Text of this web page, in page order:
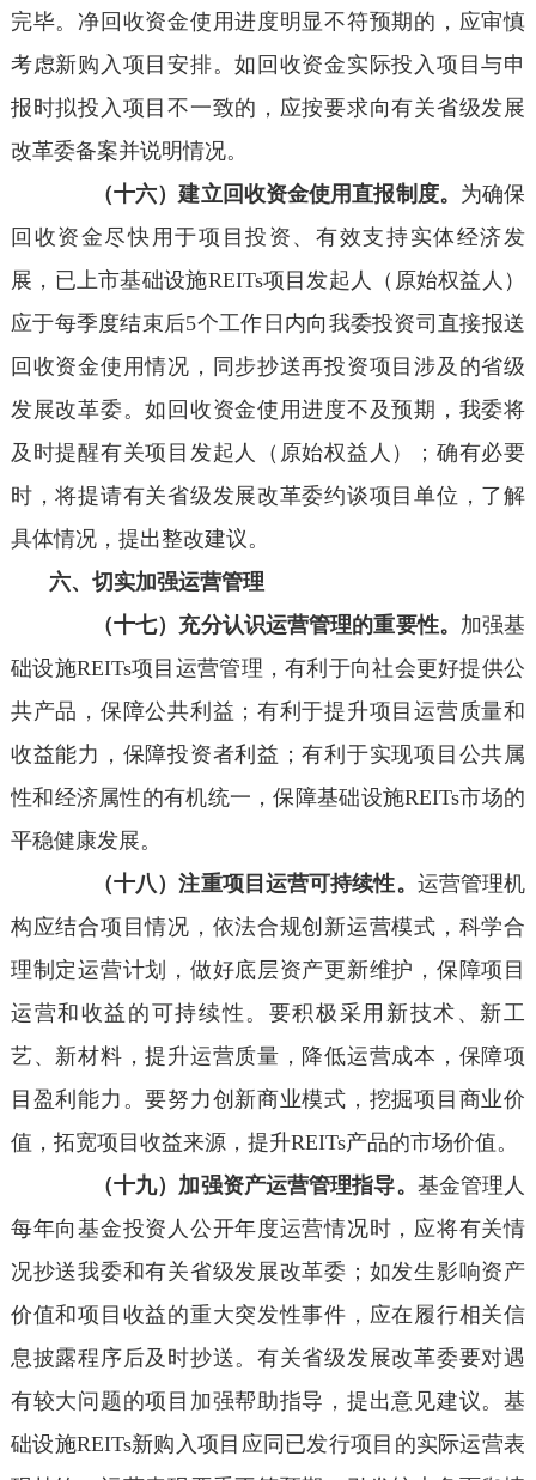
完毕。净回收资金使用进度明显不符预期的，应审慎
考虑新购入项目安排。如回收资金实际投入项目与申
报时拟投入项目不一致的，应按要求向有关省级发展
改革委备案并说明情况。
（十六）建立回收资金使用直报制度。 为确保
回收资金尽快用于项目投资、有效支持实体经济发
展，已上市基础设施REITs项目发起人（原始权益人）
应于每季度结束后5个工作日内向我委投资司直接报送
回收资金使用情况，同步抄送再投资项目涉及的省级
发展改革委。如回收资金使用进度不及预期，我委将
及时提醒有关项目发起人（原始权益人）；确有必要
时，将提请有关省级发展改革委约谈项目单位，了解
具体情况，提出整改建议。
六、切实加强运营管理
（十七）充分认识运营管理的重要性。 加强基
础设施REITs项目运营管理，有利于向社会更好提供公
共产品，保障公共利益；有利于提升项目运营质量和
收益能力，保障投资者利益；有利于实现项目公共属
性和经济属性的有机统一，保障基础设施REITs市场的
平稳健康发展。
（十八）注重项目运营可持续性。 运营管理机
构应结合项目情况，依法合规创新运营模式，科学合
理制定运营计划，做好底层资产更新维护，保障项目
运营和收益的可持续性。要积极采用新技术、新工
艺、新材料，提升运营质量，降低运营成本，保障项
目盈利能力。要努力创新商业模式，挖掘项目商业价
值，拓宽项目收益来源，提升REITs产品的市场价值。
（十九）加强资产运营管理指导。 基金管理人
每年向基金投资人公开年度运营情况时，应将有关情
况抄送我委和有关省级发展改革委；如发生影响资产
价值和项目收益的重大突发性事件，应在履行相关信
息披露程序后及时抄送。有关省级发展改革委要对遇
有较大问题的项目加强帮助指导，提出意见建议。基
础设施REITs新购入项目应同已发行项目的实际运营表